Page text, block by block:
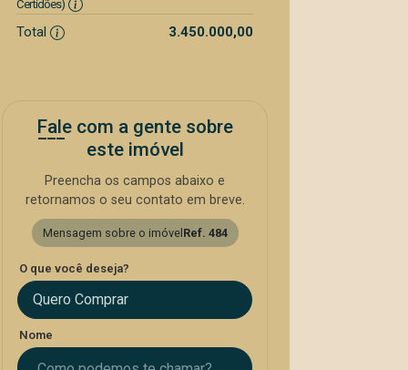
Certidões)
Total 3.450.000,00
Fale com a gente sobre
este imóvel
Preencha os campos abaixo e
retornamos o seu contato em breve.
Mensagem sobre o imóvel Ref. 484
O que você deseja?
Quero Comprar
Nome